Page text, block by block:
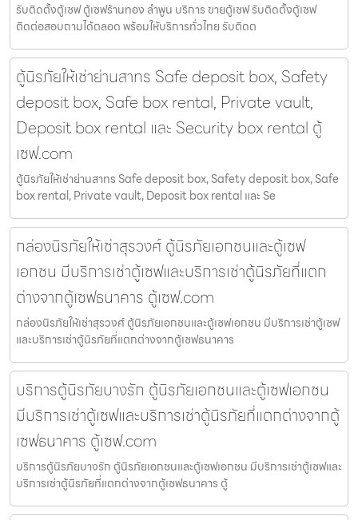
รับติดตั้งตู้เซฟ ตู้เซฟร้านทอง ลำพูน บริการ ขายตู้เซฟ รับติดตั้งตู้เซฟ
ติดต่อสอบถามได้ตลอด พร้อมให้บริการทั่วไทย รับติดต
ตู้นิรภัยให้เช่าย่านสาทร Safe deposit box, Safety
deposit box, Safe box rental, Private vault,
Deposit box rental และ Security box rental ตู้
เซฟ.com
ตู้นิรภัยให้เช่าย่านสาทร Safe deposit box, Safety deposit box, Safe
box rental, Private vault, Deposit box rental และ Se
กล่องนิรภัยให้เช่าสุรวงศ์ ตู้นิรภัยเอกชนและตู้เซฟ
เอกชน มีบริการเช่าตู้เซฟและบริการเช่าตู้นิรภัยที่แตก
ต่างจากตู้เซฟธนาคาร ตู้เซฟ.com
กล่องนิรภัยให้เช่าสุรวงศ์ ตู้นิรภัยเอกชนและตู้เซฟเอกชน มีบริการเช่าตู้เซฟ
และบริการเช่าตู้นิรภัยที่แตกต่างจากตู้เซฟธนาคาร
บริการตู้นิรภัยบางรัก ตู้นิรภัยเอกชนและตู้เซฟเอกชน
มีบริการเช่าตู้เซฟและบริการเช่าตู้นิรภัยที่แตกต่างจากตู้
เซฟธนาคาร ตู้เซฟ.com
บริการตู้นิรภัยบางรัก ตู้นิรภัยเอกชนและตู้เซฟเอกชน มีบริการเช่าตู้เซฟและ
บริการเช่าตู้นิรภัยที่แตกต่างจากตู้เซฟธนาคาร ตู้